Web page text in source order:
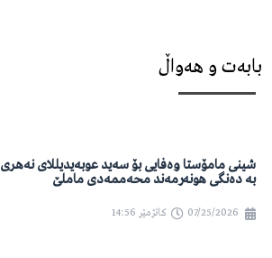
بابەت و هەواڵ
شینی مامۆستا وەفایی بۆ سەید عوبەیدیللای نەهری
بە دەنگی هونەرمەند محەممەدی ماملێ
07/25/2026 کاتژمێر 14:56